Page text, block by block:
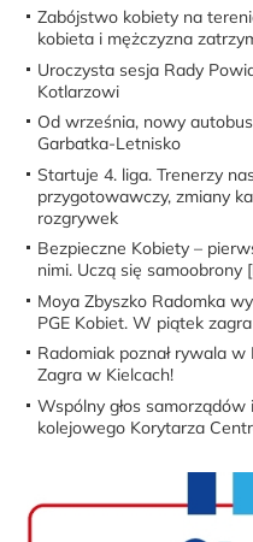
Zabójstwo kobiety na
kobieta i mężczyzna
Uroczysta sesja Rady
Kotlarzowi
Od września, nowy
Garbatka-Letnisko
Startuje 4. liga. Trenerzy
przygotowawczy, zmiany
rozgrywek
Bezpieczne Kobiety –
nimi. Uczą się samoobrony
Moya Zbyszko Radomka
PGE Kobiet. W piątek
Radomiak poznał rywala
Zagra w Kielcach!
Wspólny głos
kolejowego Korytarza